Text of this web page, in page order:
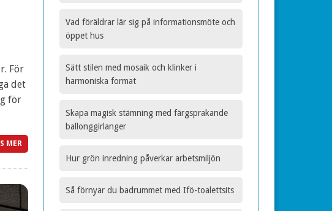
För
det
för
MER
Vad föräldrar lär sig på informationsmöte och
öppet hus
Sätt stilen med mosaik och klinker i
harmoniska format
Skapa magisk stämning med färgsprakande
ballonggirlanger
Hur grön inredning påverkar arbetsmiljön
Så förnyar du badrummet med Ifö-toalettsits